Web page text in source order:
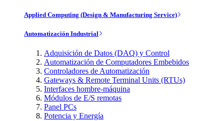
Applied Computing (Design & Manufacturing Service)
Automatización Industrial
Adquisición de Datos (DAQ) y Control
Automatización de Computadores Embebidos
Controladores de Automatización
Gateways & Remote Terminal Units (RTUs)
Interfaces hombre-máquina
Módulos de E/S remotas
Panel PCs
Potencia y Energía